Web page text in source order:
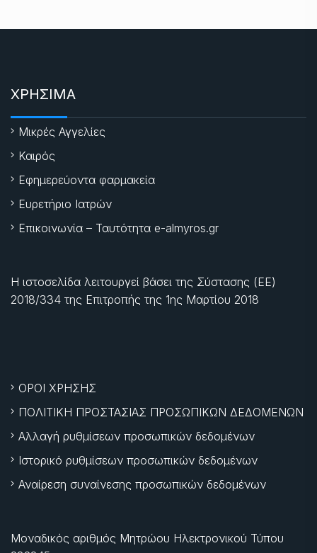
ΧΡΗΣΙΜΑ
Μικρές Αγγελίες
Καιρός
Εφημερεύοντα φαρμακεία
Ευρετήριο Ιατρών
Επικοινωνία – Ταυτότητα e-almyros.gr
Η ιστοσελίδα λειτουργεί βάσει της Σύστασης (ΕΕ)
2018/334 της Επιτροπής της 1ης Μαρτίου 2018
ΟΡΟΙ ΧΡΗΣΗΣ
ΠΟΛΙΤΙΚΗ ΠΡΟΣΤΑΣΙΑΣ ΠΡΟΣΩΠΙΚΩΝ ΔΕΔΟΜΕΝΩΝ
Αλλαγή ρυθμίσεων προσωπικών δεδομένων
Ιστορικό ρυθμίσεων προσωπικών δεδομένων
Αναίρεση συναίνεσης προσωπικών δεδομένων
Μοναδικός αριθμός Μητρώου Ηλεκτρονικού Τύπου